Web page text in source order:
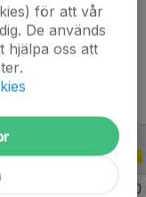
0
för att vår
De används
hjälpa oss att